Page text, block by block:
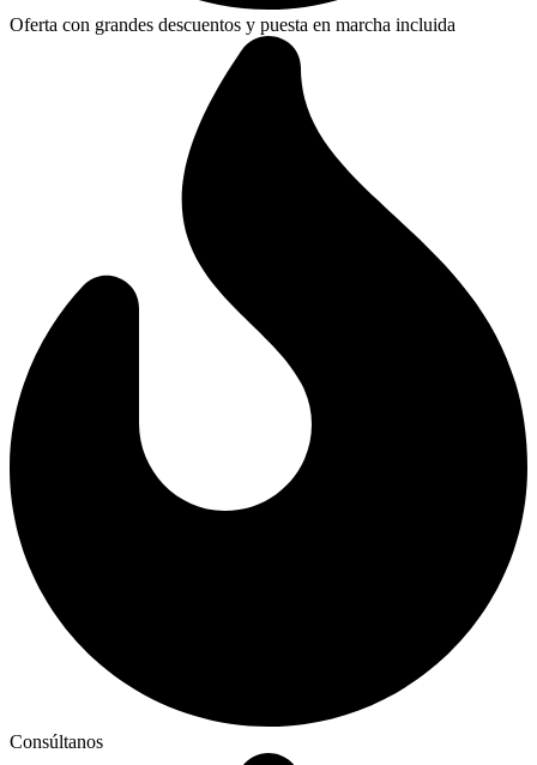
Oferta con grandes descuentos y puesta en marcha incluida
Consúltanos